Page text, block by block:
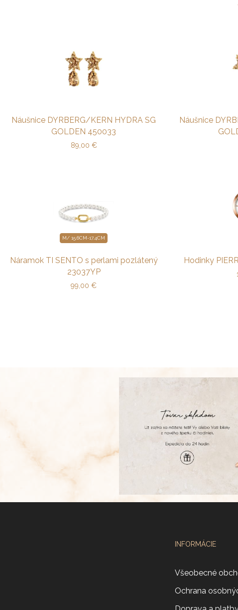
Náušnice DYRBERG/KERN HYDRA SG
GOLDEN 450033
89,00 €
Náušnice
M/ 15.6CM-17.4CM
Náramok TI SENTO s perlami pozlátený
23037YP
99,00 €
Hodinky
INFORMÁCIE
Všeobecné
Ochrana